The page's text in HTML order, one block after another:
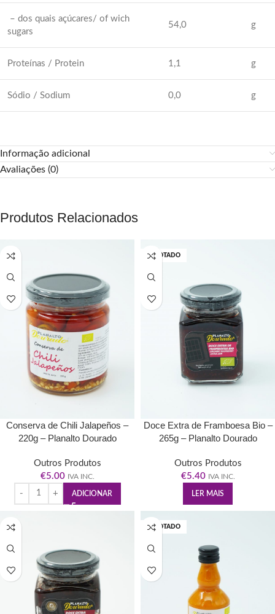
– dos quais açúcares/ of wich
sugars
54,0 g
Proteínas / Protein 1,1 g
Sódio / Sodium 0,0 g
Informação adicional
Avaliações (0)
Produtos Relacionados
Conserva de Chili Jalapeños –
220g – Planalto Dourado
Outros Produtos
€5.00 IVA INC.
ADICIONAR
ESGOTADO
Doce Extra de Framboesa Bio –
265g – Planalto Dourado
Outros Produtos
€5.40 IVA INC.
LER MAIS
ESGOTADO